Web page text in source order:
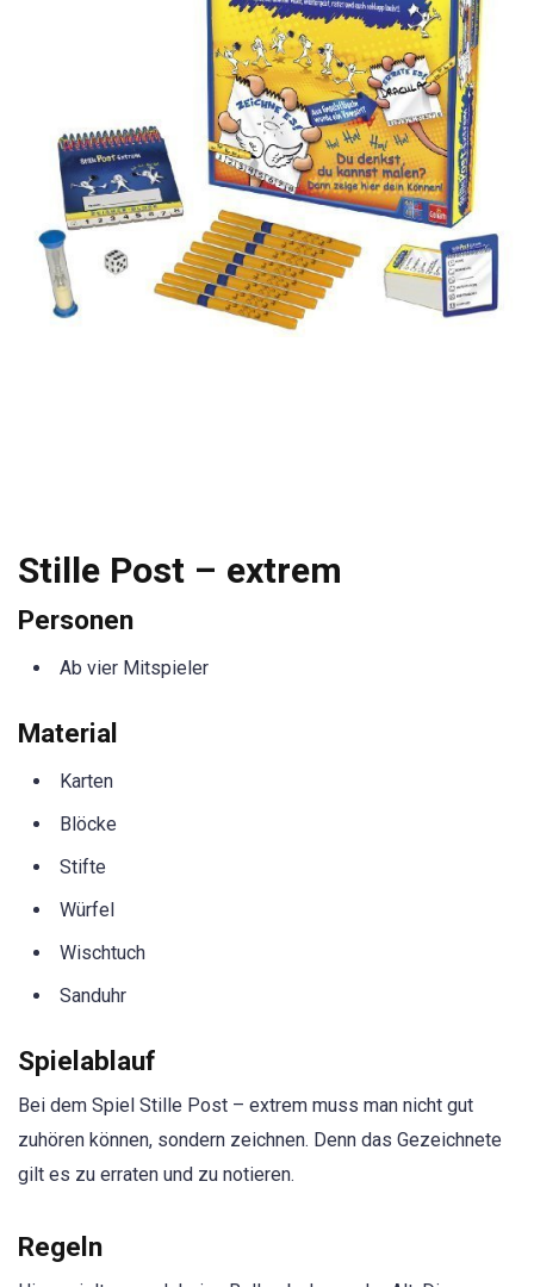
Stille Post – extrem
Personen
Ab vier Mitspieler
Material
Karten
Blöcke
Stifte
Würfel
Wischtuch
Sanduhr
Spielablauf
Bei dem Spiel Stille Post – extrem muss man nicht gut
zuhören können, sondern zeichnen. Denn das Gezeichnete
gilt es zu erraten und zu notieren.
Regeln